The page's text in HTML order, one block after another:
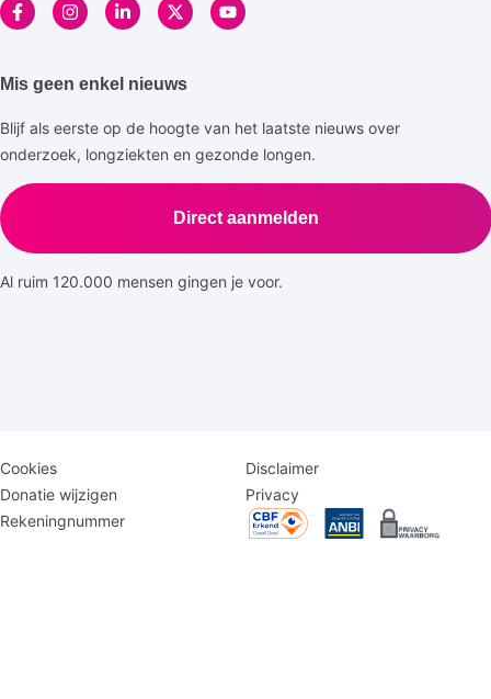
Mis geen enkel nieuws
Blijf als eerste op de hoogte van het laatste nieuws over
onderzoek, longziekten en gezonde longen.
Direct aanmelden
Al ruim 120.000 mensen gingen je voor.
Disclaimer
menu
Cookies
Disclaimer
Donatie wijzigen
Privacy
Rekeningnummer
Logomenu